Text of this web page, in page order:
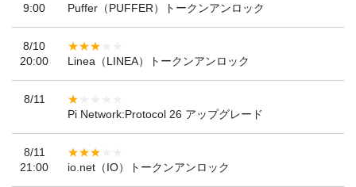
9:00
Puffer（PUFFER）トークンアンロック
8/10
20:00
Linea（LINEA）トークンアンロック
8/11
Pi Network:Protocol 26 アップグレード
8/11
21:00
io.net（IO）トークンアンロック